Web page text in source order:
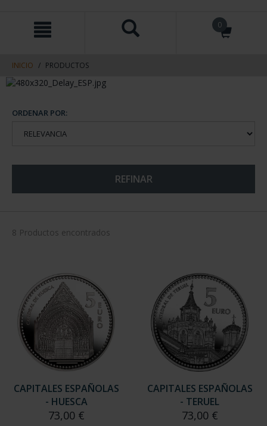
contenido
navegacin
0
INICIO PRODUCTOS
ORDENAR POR:
REFINAR
8 Productos encontrados
CAPITALES ESPAÑOLAS
- HUESCA
73,00 €
CAPITALES ESPAÑOLAS
- TERUEL
73,00 €